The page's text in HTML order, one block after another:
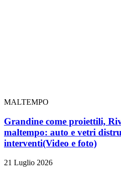
MALTEMPO
Grandine come proiettili,
maltempo: auto e vetri
interventi(Video e foto)
21 Luglio 2026